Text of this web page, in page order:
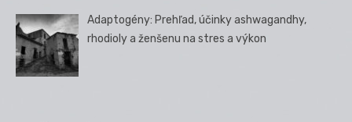
Adaptogény: Prehľad, účinky ashwagandhy,
rhodioly a ženšenu na stres a výkon